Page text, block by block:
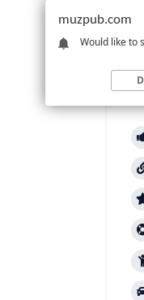
muzpub.com
Would like to